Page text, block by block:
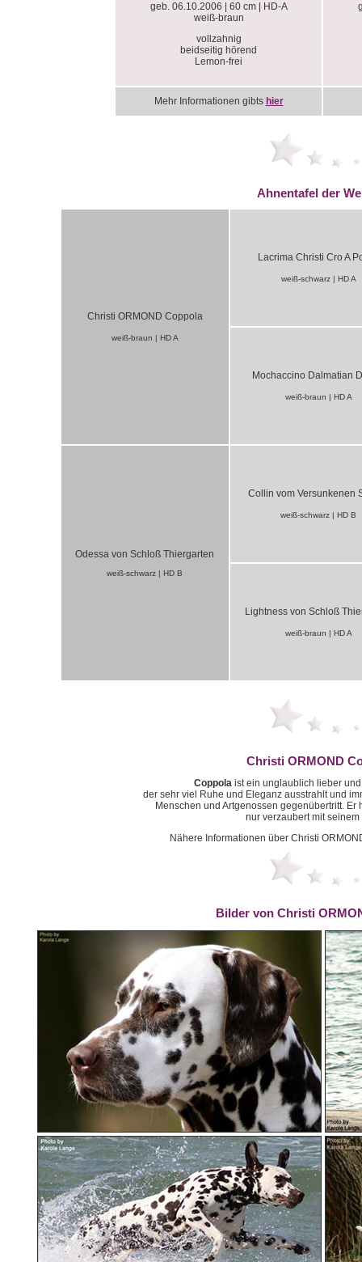
geb. 06.10.2006 | 60 cm | HD-A
weiß-braun
vollzahnig
beidseitig hörend
Lemon-frei
Mehr Informationen gibts hier
Ahnentafelder
Christi ORMOND Coppola
weiß-braun | HD A
Lacrima Christi Cro A
weiß-schwarz | HD A
Mochaccino Dalmatian
weiß-braun | HD A
Odessa von Schloß Thiergarten
weiß-schwarz | HD B
Collin vom Versunkenen
weiß-schwarz | HD B
Lightness von Schloß
weiß-braun | HD A
Christi ORMOND
Coppola ist ein unglaublich lieber
der sehr viel Ruhe und Eleganz ausstrahlt und
Menschen und Artgenossen gegenübertritt. Er
nur verzaubert mit seinem
Nähere Informationen über Christi
Bilder von Christi